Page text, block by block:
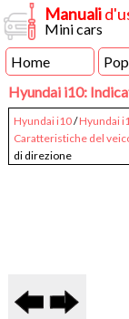
Manuali
Mini cars
Home
Hyundai i10:
Hyundai i10/Hyundai
Caratteristiche del
di direzione